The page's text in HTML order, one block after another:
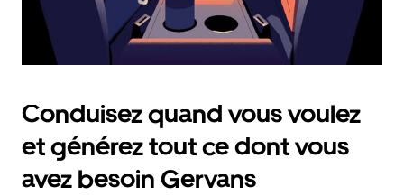
Conduisez quand vous voulez
et générez tout ce dont vous
avez besoin Gervans